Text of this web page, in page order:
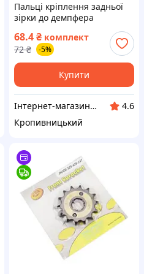
Пальці кріплення задньої
зірки до демпфера
(4шт) (вир-во ZUNA
Тайвань) ВСМ8
68.4₴ комплект
72 ₴ -5%
Купити
Інтернет-магазин "Запчастинки"
4.6
Кропивницький